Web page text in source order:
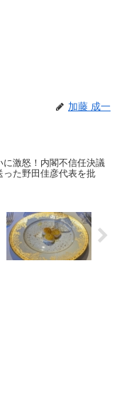
加藤 成一
に激怒！内閣不信任決議
った野田佳彦代表を批